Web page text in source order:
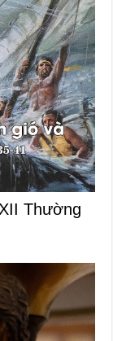
Thường